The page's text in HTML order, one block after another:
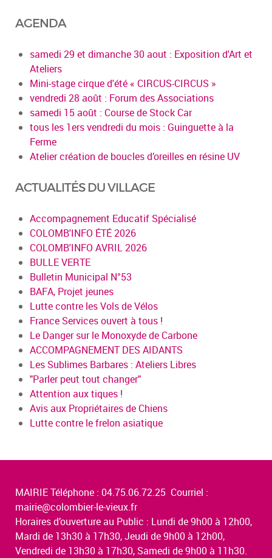
AGENDA
samedi 29 et dimanche 30 aout : Exposition d'Art et
Ateliers
Mini-stage cirque d'été « CIRCUS-CIRCUS »
vendredi 28 août : Forum des Associations
samedi 15 août : Course de Stock Car
tous les 1ers vendredi du mois : Guinguette à la
Ferme
Atelier création de boucles d’oreilles en résine UV
ACTUALITÉS DU VILLAGE
Accompagnement Educatif Spécialisé
COLOMB'INFO ÉTÉ 2026
COLOMB'INFO AVRIL 2026
BULLE VERTE
Bulletin Municipal N°53
BAFA, Projet jeunes
Lutte contre les Vols de Vélos
France Services ouvert à tous !
Le Danger sur le Monoxyde de Carbone
ACCOMPAGNEMENT DES AIDANTS
Les Sublimes Barbares : Ateliers Libres
"Parler peut tout changer"
Attention aux tiques !
Avis aux Propriétaires de Chiens
Lutte contre le frelon asiatique
MAIRIE Téléphone : 04.75.06.72.25 Courriel :
mairie@colombier-le-vieux.fr
Horaires d’ouverture au Public : Lundi de 9h00 à 12h00,
Mardi de 13h30 à 17h30, Jeudi de 9h00 à 12h00,
Vendredi de 13h30 à 17h30, Samedi de 9h00 à 11h30.